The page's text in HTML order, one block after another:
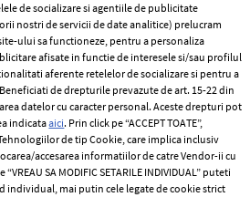
Termeni si conditii
Politica de
confidențialitate
Politica de cookies
Publicitate
de socializare si agentiile de publicitate
nostri de servicii de date analitice) prelucram
ului sa functioneze, pentru a personaliza
afisate in functie de interesele si/sau profilul
aferente retelelor de socializare si pentru a
de drepturile prevazute de art. 15-22 din
datelor cu caracter personal. Aceste drepturi pot
indicataaici. Prin click pe “ACCEPT TOATE”,
de tip Cookie, care implica inclusiv
accesarea informatiilor de catre Vendor-ii cu
SA MODIFIC SETARILE INDIVIDUAL” puteti
individual, mai putin cele legate de cookie strict